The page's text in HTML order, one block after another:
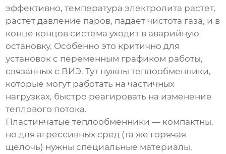
эффективно, температура электролита растет,
растет давление паров, падает чистота газа, и в
конце концов система уходит в аварийную
остановку. Особенно это критично для
установок с переменным графиком работы,
связанных с ВИЭ. Тут нужны теплообменники,
которые могут работать на частичных
нагрузках, быстро реагировать на изменение
теплового потока.
Пластинчатые теплообменники — компактны,
но для агрессивных сред (та же горячая
щелочь) нужны специальные материалы,